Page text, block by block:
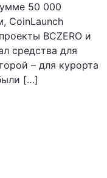
50 000
CoinLaunch
BCZERO и
средства для
– для курорта
[…]